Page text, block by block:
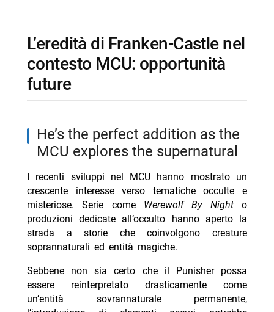
L’eredità di Franken-Castle nel
contesto MCU: opportunità
future
He’s the perfect addition as the
MCU explores the supernatural
I recenti sviluppi nel MCU hanno mostrato un
crescente interesse verso tematiche occulte e
misteriose. Serie come Werewolf By Nighto
produzioni dedicate all’occulto hanno aperto la
strada a storie che coinvolgono creature
soprannaturali ed entità magiche.
Sebbene non sia certo che il Punisher possa
essere reinterpretato drasticamente come
un’entità sovrannaturale permanente,